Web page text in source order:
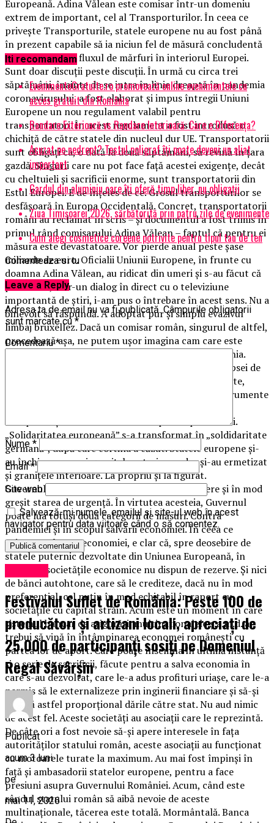
Europeană. Adina Vălean este comisar într-un domeniu
extrem de important, cel al Transporturilor. În ceea ce
privește Transporturile, statele europene nu au fost până
în prezent capabile să ia niciun fel de măsură concludentă
pentru a facilita fluxul de mărfuri în interiorul Europei.
Sunt doar discuții peste discuții. În urmă cu circa trei
săptămâni, înainte de se intra în linie dreaptă în pandemia
coronavirusului, a fost elaborat și impus întregii Uniuni
Europene un nou regulament valabil pentru
transportatori. În acest regulament a fost introdusă o
chichiță de către statele din nucleul dur UE. Transportatorii
sunt obligați ca, o dată la două săptămâni, să revină în țara
gazdă. Singurii care nu pot face față acestei exigențe, decât
cu cheltuieli și sacrificii enorme, sunt transportatorii din
Estul Europei. E de înțeles de ce. Grosul transporturilor se
desfășoară în Europa Occidentală. Concret, transportatorii
români au reclamat în scris – și documentul a fost trimis în
primul rând comisarului Adina Vălean – faptul că pentru ei
măsura este devastatoare. Vor pierde anual peste șase
miliarde de euro. Oficialii Uniunii Europene, în frunte cu
doamna Adina Vălean, au ridicat din umeri și s-au făcut că
plouă. Ieri, într-un dialog în direct cu o televiziune
importantă de știri, i-am pus o întrebare în acest sens. Nu a
binevoit să răspundă. A adoptat pur și simplu evazivul
limbaj bruxellez. Dacă un comisar român, singurul de altfel,
procedează așa, ne putem ușor imagina cam care este
interesul celorlalți comisari europeni pentru România.
Pentru a închide pentru moment acest capitol al lipsei de
solidaritate, le reamintesc cititorilor că, zilele trecute,
Germania a interzis exporturile de materiale și instrumente
Europeană și acum din lume sub aspectul pandemiei.
„Solidaritatea europeană” s-a transformat în „soldidaritate
germană”, după care cortina a căzut. Statele europene și-
au închis nu numai granițele exterioare, dar și-au ermetizat
și granițele interioare. La propriu și la figurat.
Guvernul României a instituit cu mare întârziere și în mod
greșit starea de urgență. În virtutea acesteia, Guvernul
poate lua totuși două categorii de măsuri. Contra
pandemiei și în scopul salvării economiei. În ceea ce
privește salvarea economiei, e clar că, spre deosebire de
statele puternic dezvoltate din Uniunea Europeană, în
România societățile economice nu dispun de rezerve. Și nici
de bănci autohtone, care să le crediteze, dacă nu în mod
preferențial, cel puțin în mod echitabil în raport cu
societățile cu capital străin. Acum este un moment în care
sistemul bancar de asigurări, multinaționalele ș.a.m.d. ar
trebui să vină în întâmpinarea economei românești cu
partea lor de aport. Care poate însemna în ultimă instanță
și o serie de sacrificii, făcute pentru a salva economia în
care s-au dezvoltat, care le-a adus profituri uriașe, care le-a
permis să le externalizeze prin inginerii financiare și să-și
reducă astfel proporțional dările către stat. Nu aud nimic
de acest fel. Aceste societăți au asociații care le reprezintă.
De câte ori a fost nevoie să-și apere interesele în fața
autorităților statului român, aceste asociații au funcționat
cu motoarele turate la maximum. Au mai fost împinși în
față și ambasadorii statelor europene, pentru a face
presiuni asupra Guvernului României. Acum, când este
rândul statului român să aibă nevoie de aceste
multinaționale, tăcerea este totală. Mormântală. Banca
Iti recomandam
EvenimenteGratuite.ro promovează online evenimentele cu
acces gratuit din România
Randare Exterioară vs Randare Interioară: Care e Diferența?
Acuzat pe nedrept? Testul poligraf îţi poate deveni un aliat
important
Gardul din aluminiu care îți oferă timp liber, nu obligații
Ziua Timișoarei 2026, sărbătorită prin patru zile de evenimente
Cum alegi cosmetice coreene potrivite pentru tipul tau de ten
Comenteaza si tu
Leave a Reply
Adresa ta de email nu va fi publicată. Câmpurile obligatorii
sunt marcate cu*
Comentariu*
Nume *
Email*
Site web
Salvează-mi numele, emailul și site-ul web în acest
navigator pentru data viitoare când o să comentez.
Festivalul Suflet de România: Peste 100 de
producători și artizani locali, apreciați de
25.000 de participanți sosiți pe Domeniul
Regal Săvârșin
Publicat
acum 3 luni
pe
mai 11, 2026